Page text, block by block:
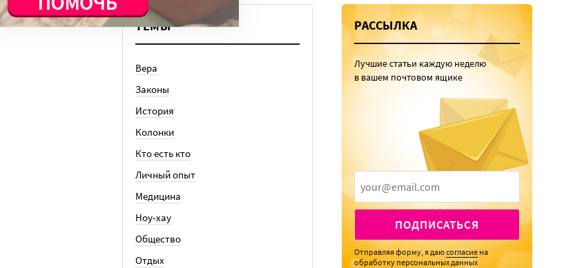
ТЕМЫ
Вера
Законы
История
Колонки
Кто есть кто
Личный опыт
Медицина
Ноу-хау
Общество
Отдых
РАССЫЛКА
Лучшие статьи каждую неделю
в вашем почтовом ящике
ПОДПИСАТЬСЯ
Отправляя форму, я даюсогласие на
обработку персональных данных